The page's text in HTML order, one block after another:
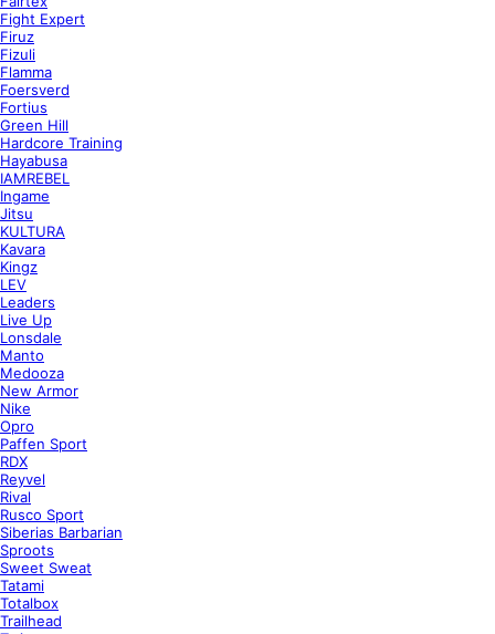
Fight Expert
Firuz
Fizuli
Flamma
Foersverd
Fortius
Green Hill
Hardcore Training
Hayabusa
IAMREBEL
Ingame
Jitsu
KULTURA
Kavara
Kingz
LEV
Leaders
Live Up
Lonsdale
Manto
Medooza
New Armor
Nike
Opro
Paffen Sport
RDX
Reyvel
Rival
Rusco Sport
Siberias Barbarian
Sproots
Sweet Sweat
Tatami
Totalbox
Trailhead